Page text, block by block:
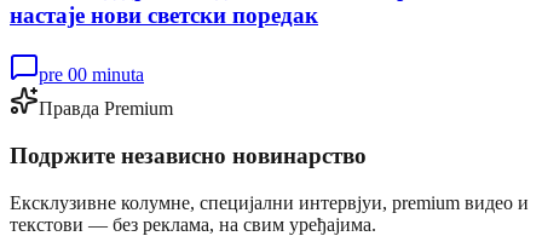
настаје нови светски поредак
pre 00 minuta
Правда Premium
Подржите независно новинарство
Ексклузивне колумне, специјални интервјуи, premium видео и
текстови — без реклама, на свим уређајима.